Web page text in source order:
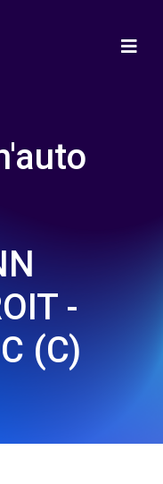
-
(C)